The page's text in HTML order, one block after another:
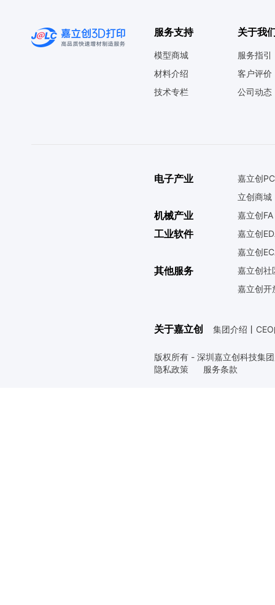
服务支持
模型商城
材料介绍
技术专栏
关于我
服务指引
客户评价
公司动态
电子产业
嘉立创
立创商城
机械产业 嘉立创FA
工业软件
嘉立创
嘉立创
其他服务
嘉立创社
嘉立创开
关于嘉立创 集团介绍 丨
版权所有 - 深圳嘉立创科技集
隐私政策
服务条款